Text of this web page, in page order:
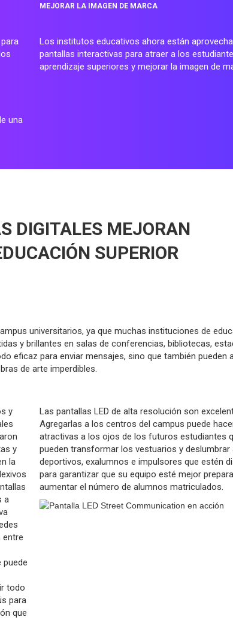
una
MEJORAR LA IMAGEN DE MARCA
Los institutos educativos ahora están
pantallas interactivas para atraer a los
aprendizaje superiores y mejorar la imagen de
DIGITALES MEJORAN
SUPERIOR
universitarios, ya que muchas instituciones de
y brillantes en salas de conferencias, bibliotecas,
eficaz para enviar mensajes, sino que también pueden
de arte imperdibles.
y
y
la
a
entre
puede
todo
para
que
Las pantallas LED de alta resolución son
Agregarlas a los centros del campus puede
atractivas a los ojos de los futuros estudiantes
pueden transformar los vestuarios y
deportivos, exalumnos e impulsores que estén
para garantizar que su equipo esté mejor
aumentar el número de alumnos matriculados.